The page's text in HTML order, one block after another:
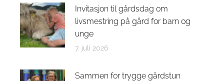
Invitasjon til gårdsdag om
livsmestring på gård for barn og
unge
7. juli 2026
Sammen for trygge gårdstun